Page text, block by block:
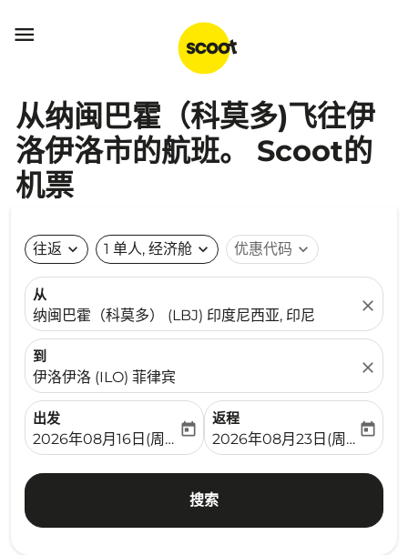

从纳闽巴霍（科莫多)飞往伊
洛伊洛市的航班。 Scoot的
机票
往返 expand_more 1 单人, 经济舱 expand_more 优惠代码 expand_more
从
纳闽巴霍（科莫多） (LBJ) 印度尼西亚, 印尼
close
到
伊洛伊洛 (ILO) 菲律宾
close
出发
fc-booking-departure-date-aria-label
2026年08月16日(周日)
today
返程
fc-booking-return-date-
2026年08月23日(周日)
today
搜索